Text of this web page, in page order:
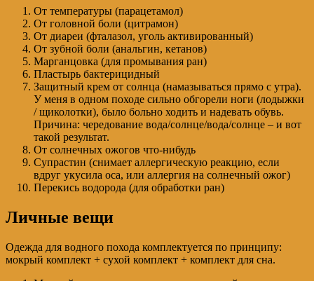
От температуры (парацетамол)
От головной боли (цитрамон)
От диареи (фталазол, уголь активированный)
От зубной боли (анальгин, кетанов)
Марганцовка (для промывания ран)
Пластырь бактерицидный
Защитный крем от солнца (намазываться прямо с утра).
У меня в одном походе сильно обгорели ноги (лодыжки
/ щиколотки), было больно ходить и надевать обувь.
Причина: чередование вода/солнце/вода/солнце – и вот
такой результат.
От солнечных ожогов что-нибудь
Супрастин (снимает аллергическую реакцию, если
вдруг укусила оса, или аллергия на солнечный ожог)
Перекись водорода (для обработки ран)
Личные вещи
Одежда для водного похода комплектуется по принципу:
мокрый комплект + сухой комплект + комплект для сна.